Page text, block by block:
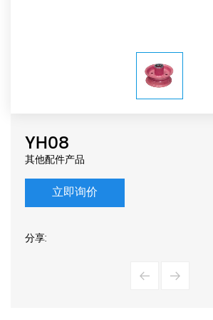
YH08
其他配件产品
立即询价
分享: